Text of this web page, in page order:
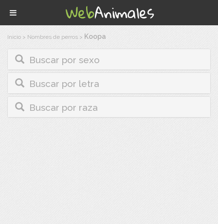
Inicio > Nombres de perros > Koopa
Buscar por sexo
Buscar por letra
Buscar por raza